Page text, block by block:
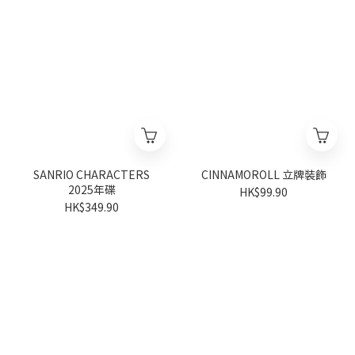
SANRIO CHARACTERS
2025年碟
HK$349.90
CINNAMOROLL 立牌裝飾
HK$99.90